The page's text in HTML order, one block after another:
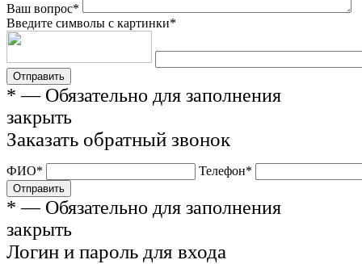
Ваш вопрос*
Введите символы с картинки*
Отправить
* — Обязательно для заполнения
закрыть
Заказать обратный звонок
ФИО* Телефон*
Отправить
* — Обязательно для заполнения
закрыть
Логин и пароль для входа